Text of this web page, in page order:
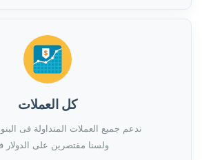
كل العملات
ندعم جميع العملات المتداولة فى
ولسنا مقتصرين على الدولار